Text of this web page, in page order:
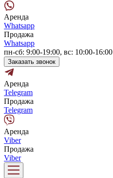
Аренда
Whatsapp
Продажа
Whatsapp
пн-сб: 9:00-19:00, вс: 10:00-16:00
Заказать звонок
Аренда
Telegram
Продажа
Telegram
Аренда
Viber
Продажа
Viber